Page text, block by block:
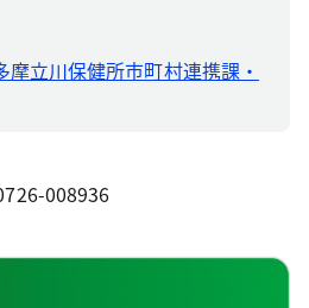
摩立川保健所市町村連携課・
008936